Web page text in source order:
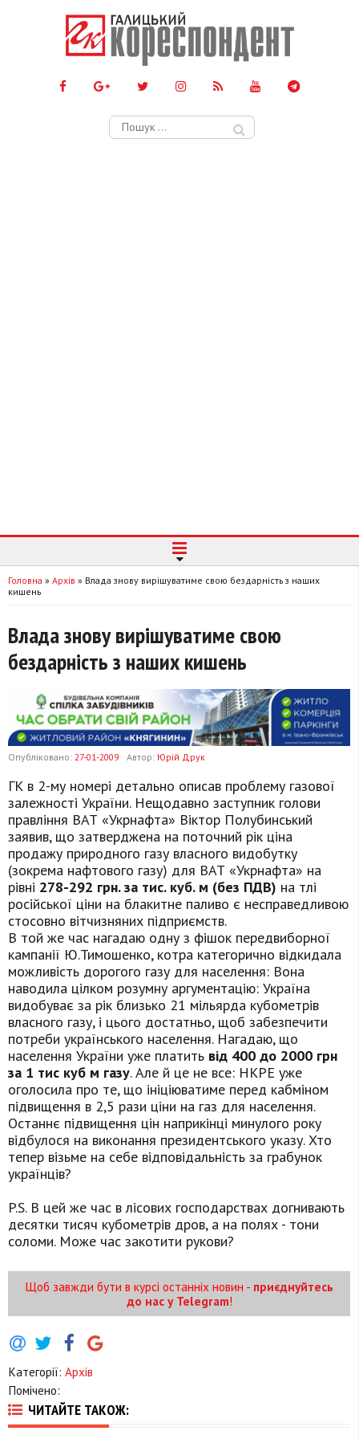
Пошук:
Головна » Архів » Влада знову вирішуватиме свою бездарність з наших
кишень
Влада знову вирішуватиме свою
бездарність з наших кишень
Опубліковано: 27-01-2009 Автор: Юрій Друк
ГК в 2-му номері детально описав проблему газової
залежності України. Нещодавно заступник голови
правління ВАТ «Укрнафта» Віктор Полубинський
заявив, що затверджена на поточний рік ціна
продажу природного газу власного видобутку
(зокрема нафтового газу) для ВАТ «Укрнафта» на
рівні 278-292 грн. за тис. куб. м (без ПДВ) на тлі
російської ціни на блакитне паливо є несправедливою
стосовно вітчизняних підприємств.
В той же час нагадаю одну з фішок передвиборної
кампанії Ю.Тимошенко, котра категорично відкидала
можливість дорогого газу для населення: Вона
наводила цілком розумну аргументацію: Україна
видобуває за рік близько 21 мільярда кубометрів
власного газу, і цього достатньо, щоб забезпечити
потреби українського населення. Нагадаю, що
населення України уже платить від 400 до 2000 грн
за 1 тис куб м газу. Але й це не все: НКРЕ уже
оголосила про те, що ініціюватиме перед кабміном
підвищення в 2,5 рази ціни на газ для населення.
Останнє підвищення цін наприкінці минулого року
відбулося на виконання президентського указу. Хто
тепер візьме на себе відповідальність за грабунок
українців?
P.S. В цей же час в лісових господарствах догнивають
десятки тисяч кубометрів дров, а на полях - тони
соломи. Може час закотити рукови?
Щоб завжди бути в курсі останніх новин - приєднуйтесь
до нас у Telegram!
Категорії: Архів
Помічено:
ЧИТАЙТЕ ТАКОЖ: